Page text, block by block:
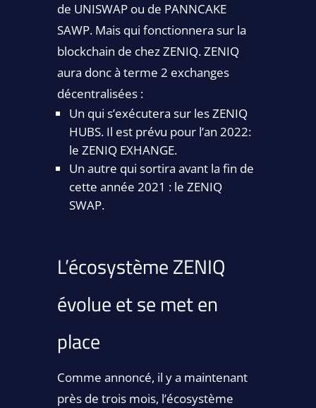
de UNISWAP ou de PANNCAKE
SAWP. Mais qui fonctionnera sur la
blockchain de chez ZENIQ. ZENIQ
aura donc à terme 2 exchanges
décentralisées :
Un qui s’exécutera sur les ZENIQ
HUBS. Il est prévu pour l’an 2022:
le ZENIQ EXHANGE.
Un autre qui sortira avant la fin de
cette année 2021 : le ZENIQ
SWAP.
L’écosystème ZENIQ
évolue et se met en
place
Comme annoncé, il y a maintenant
près de trois mois, l’écosystème